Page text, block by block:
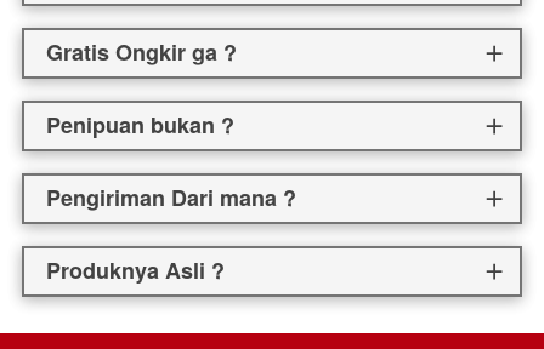
Gratis Ongkir ga ?
Penipuan bukan ?
Pengiriman Dari mana ?
Produknya Asli ?